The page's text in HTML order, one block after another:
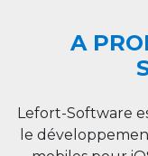
A
Lefort-Software
le